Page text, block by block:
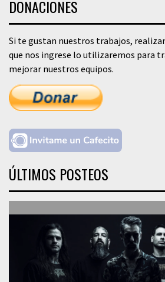
DONACIONES
Si te gustan nuestros trabajos,
que nos ingrese lo utilizaremos para
mejorar nuestros equipos.
ÚLTIMOS POSTEOS